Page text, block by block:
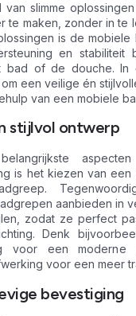
slimme
te maken, zonder in te
is de
en stabiliteit
bad of de douche. In
een veilige én
van een mobiele
stijlvol ontwerp
is het kiezen van
aanbieden in
zodat ze perfect
Denk
voor een
voor een meer
bevestiging